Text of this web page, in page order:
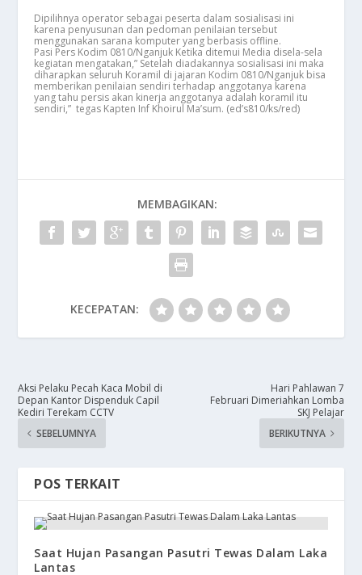
Dipilihnya operator sebagai peserta dalam sosialisasi ini
karena penyusunan dan pedoman penilaian tersebut
menggunakan sarana komputer yang berbasis offline.
Pasi Pers Kodim 0810/Nganjuk Ketika ditemui Media disela-sela
kegiatan mengatakan,” Setelah diadakannya sosialisasi ini maka
diharapkan seluruh Koramil di jajaran Kodim 0810/Nganjuk bisa
memberikan penilaian sendiri terhadap anggotanya karena
yang tahu persis akan kinerja anggotanya adalah koramil itu
sendiri,” tegas Kapten Inf Khoirul Ma’sum. (ed’s810/ks/red)
MEMBAGIKAN:
KECEPATAN:
​Aksi Pelaku Pecah Kaca Mobil di
Depan Kantor Dispenduk Capil
Kediri Terekam CCTV
SEBELUMNYA
Hari Pahlawan 7
Februari Dimeriahkan Lomba
SKJ Pelajar
BERIKUTNYA
POS TERKAIT
Saat Hujan Pasangan Pasutri Tewas Dalam Laka
Lantas